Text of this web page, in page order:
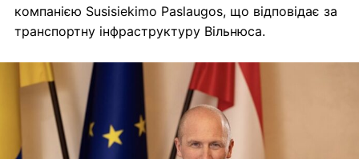
компанією Susisiekimo Paslaugos, що відповідає за
транспортну інфраструктуру Вільнюса.